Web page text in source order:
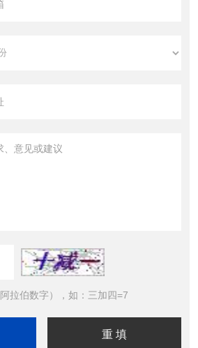
拉伯数字），如：三加四=7